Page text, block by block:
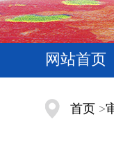
网站首页
首页 >